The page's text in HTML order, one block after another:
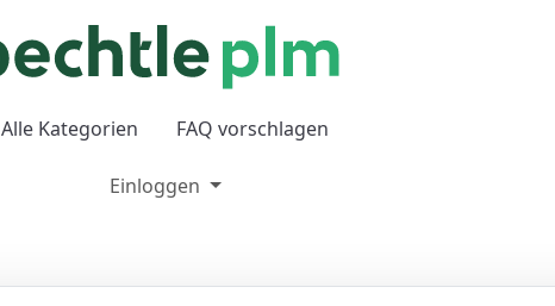
Alle Kategorien FAQ vorschlagen
Einloggen